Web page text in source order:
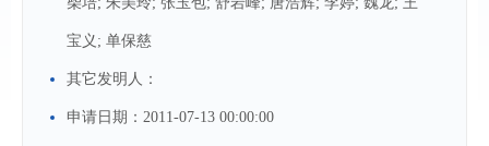
宝义; 单保慈
其它发明人：
申请日期： 2011-07-13 00:00:00